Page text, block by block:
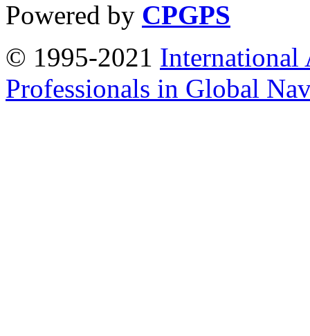
Powered by CPGPS
© 1995-2021 International
Professionals in Global